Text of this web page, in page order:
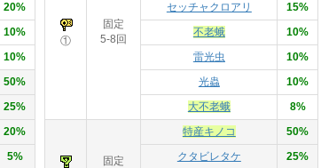
20%
10%
10%
50%
25%
20%
5%
①
固定
5-8回
セッチャクロアリ
15%
不老蛾
10%
雷光虫
10%
光蟲
10%
大不老蛾
8%
固定
特産キノコ
50%
クタビレタケ
25%